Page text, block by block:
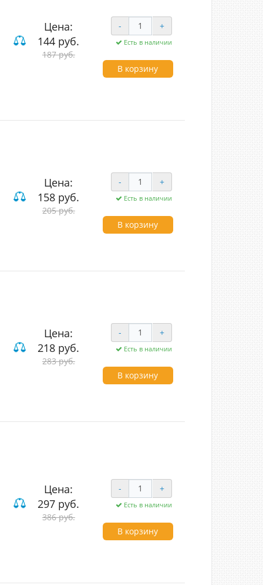
Цена:
144 руб.
187 руб.
- +
Есть в наличии
В корзину
Цена:
158 руб.
205 руб.
- +
Есть в наличии
В корзину
Цена:
218 руб.
283 руб.
- +
Есть в наличии
В корзину
Цена:
297 руб.
386 руб.
- +
Есть в наличии
В корзину